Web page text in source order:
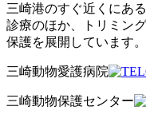
三崎港のすぐ近くにあ
診療のほか、トリミン
保護を展開しています。
三崎動物愛護病院
三崎動物保護センター